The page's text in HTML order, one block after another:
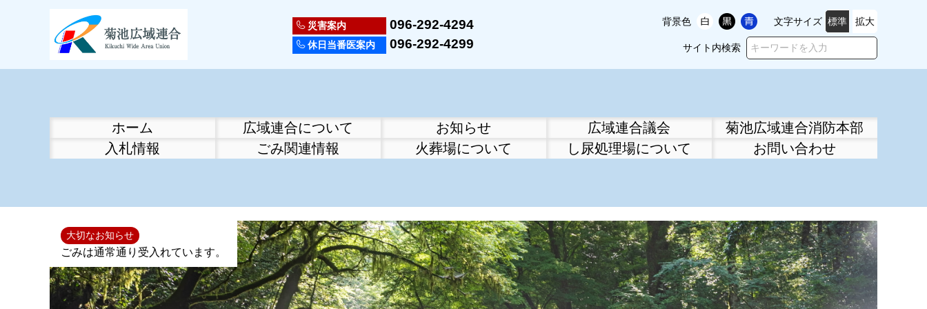
災害案内 096-292-4294
休日当番医案内 096-292-4299
背景色 文字サイズ 標準 拡大
サイト内検索
ホーム 広域連合について お知らせ 広域連合議会
菊池広域連合消防本部
入札情報
ごみ関連情報 火葬場について し尿処理場について お問い合わせ
大切なお知らせ
ごみは通常通り受入れています。